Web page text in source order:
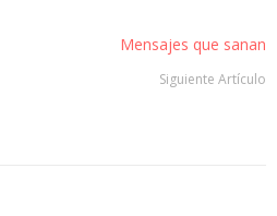
Mensajes que sanan
Siguiente Artículo